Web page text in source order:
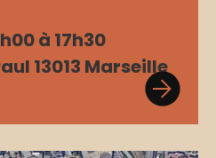
à 17h30
13013 Marseille